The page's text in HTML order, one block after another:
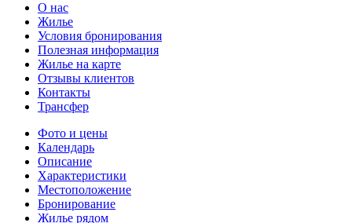
О нас
Жилье
Условия бронирования
Полезная информация
Жилье на карте
Отзывы клиентов
Контакты
Трансфер
Фото и цены
Календарь
Описание
Характеристики
Местоположение
Бронирование
Жилье рядом